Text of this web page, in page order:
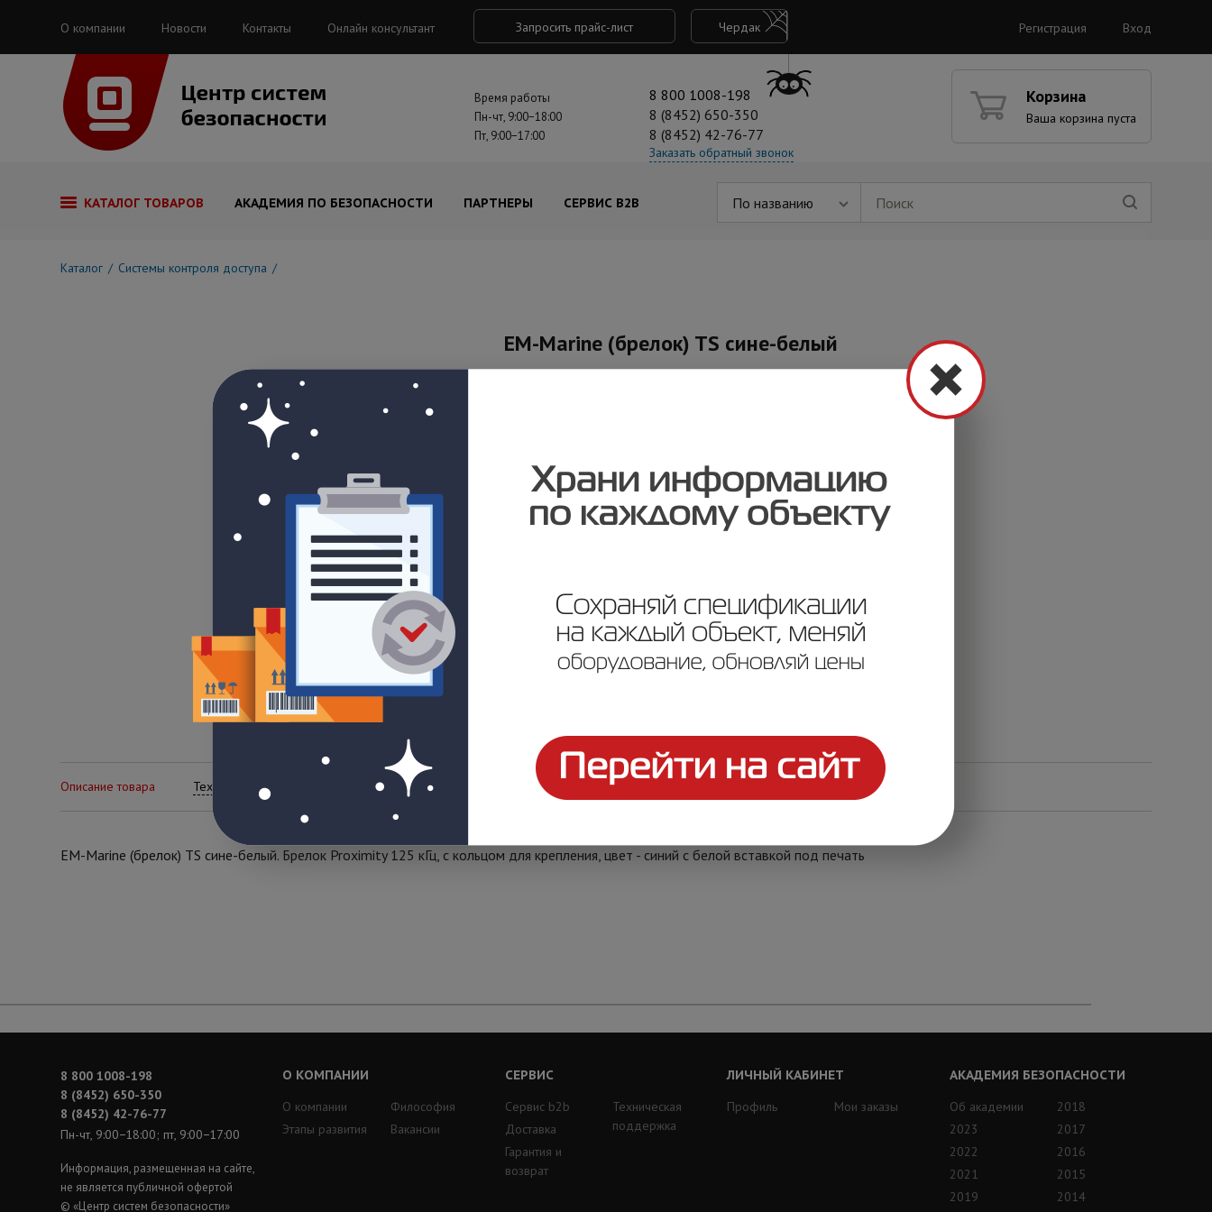
О компании Новости Контакты Онлайн консультант Запросить прайс-лист Чердак Регистрация Вход
Время работы
Пн-чт, 9:00−18:00
Пт, 9:00−17:00
8 800 1008-198
8 (8452) 650-350
8 (8452) 42-76-77
Заказать обратный звонок
Корзина
Ваша корзина пуста
КАТАЛОГ ТОВАРОВ АКАДЕМИЯ ПО БЕЗОПАСНОСТИ ПАРТНЕРЫ СЕРВИС B2B По названию
Каталог Системы контроля доступа
EM-Marine (брелок) TS сине-белый
Описание товара Технические характеристики
EM-Marine (брелок) TS сине-белый. Брелок Proximity 125 кГц, с кольцом для крепления, цвет - синий с белой вставкой под печать
8 800 1008-198
8 (8452) 650-350
8 (8452) 42-76-77
Пн-чт, 9:00−18:00; пт, 9:00−17:00
Информация, размещенная на сайте,
не является публичной офертой
© «Центр систем безопасности»
О КОМПАНИИ
О компании
Этапы развития
Философия
Вакансии
СЕРВИС
Сервис b2b
Доставка
Гарантия и
возврат
Техническая
поддержка
ЛИЧНЫЙ КАБИНЕТ
Профиль
Мои заказы
АКАДЕМИЯ БЕЗОПАСНОСТИ
Об академии
2023
2022
2021
2019
2018
2017
2016
2015
2014